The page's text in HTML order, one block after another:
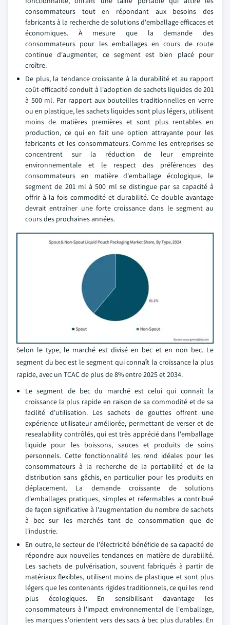
consommateurs tout en répondant aux besoins des
fabricants à la recherche de solutions d'emballage efficaces et
économiques. À mesure que la demande des
consommateurs pour les emballages en cours de route
continue d'augmenter, ce segment est bien placé pour
croître.
De plus, la tendance croissante à la durabilité et au rapport
coût-efficacité conduit à l'adoption de sachets liquides de 201
à 500 ml. Par rapport aux bouteilles traditionnelles en verre
ou en plastique, les sachets liquides sont plus légers, utilisent
moins de matières premières et sont plus rentables en
production, ce qui en fait une option attrayante pour les
fabricants et les consommateurs. Comme les entreprises se
concentrent sur la réduction de leur empreinte
environnementale et le respect des préférences des
consommateurs en matière d'emballage écologique, le
segment de 201 ml à 500 ml se distingue par sa capacité à
offrir à la fois commodité et durabilité. Ce double avantage
devrait entraîner une forte croissance dans le segment au
cours des prochaines années.
Selon le type, le marché est divisé en bec et en non bec. Le
segment du bec est le segment qui connaît la croissance la plus
rapide, avec un TCAC de plus de 8% entre 2025 et 2034.
Le segment de bec du marché est celui qui connaît la
croissance la plus rapide en raison de sa commodité et de sa
facilité d'utilisation. Les sachets de gouttes offrent une
expérience utilisateur améliorée, permettant de verser et de
resealability contrôlés, qui est très apprécié dans l'emballage
liquide pour les boissons, sauces et produits de soins
personnels. Cette fonctionnalité les rend idéales pour les
consommateurs à la recherche de la portabilité et de la
distribution sans gâchis, en particulier pour les produits en
déplacement. La demande croissante de solutions
d'emballages pratiques, simples et refermables a contribué
de façon significative à l'augmentation du nombre de sachets
à bec sur les marchés tant de consommation que de
l'industrie.
En outre, le secteur de l'électricité bénéficie de sa capacité de
répondre aux nouvelles tendances en matière de durabilité.
Les sachets de pulvérisation, souvent fabriqués à partir de
matériaux flexibles, utilisent moins de plastique et sont plus
légers que les contenants rigides traditionnels, ce qui les rend
plus écologiques. En sensibilisant davantage les
consommateurs à l'impact environnemental de l'emballage,
les marques s'orientent vers des sacs à bec plus durables. En